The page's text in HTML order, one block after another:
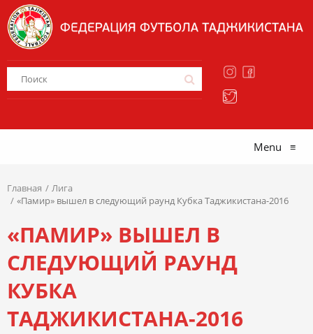
Menu ≡
Главная
Лига
«Памир» вышел в следующий раунд Кубка Таджикистана-2016
«ПАМИР» ВЫШЕЛ В
СЛЕДУЮЩИЙ РАУНД
КУБКА
ТАДЖИКИСТАНА-2016